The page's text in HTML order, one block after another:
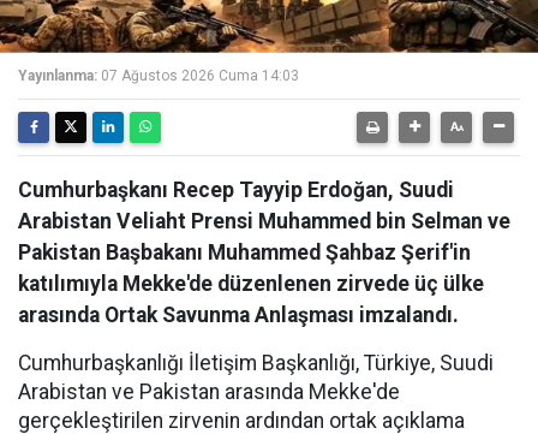
Yayınlanma: 07 Ağustos 2026 Cuma 14:03
Cumhurbaşkanı Recep Tayyip Erdoğan, Suudi
Arabistan Veliaht Prensi Muhammed bin Selman ve
Pakistan Başbakanı Muhammed Şahbaz Şerif'in
katılımıyla Mekke'de düzenlenen zirvede üç ülke
arasında Ortak Savunma Anlaşması imzalandı.
Cumhurbaşkanlığı İletişim Başkanlığı, Türkiye, Suudi
Arabistan ve Pakistan arasında Mekke'de
gerçekleştirilen zirvenin ardından ortak açıklama